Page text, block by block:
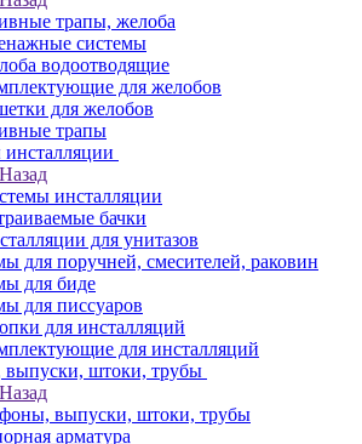
трапы, желоба
системы
водоотводящие
для желобов
для желобов
трапы
Назад
инсталляции
бачки
для унитазов
для поручней, смесителей, раковин
для биде
для писсуаров
для инсталляций
для инсталляций
штоки, трубы
Назад
выпуски, штоки, трубы
арматура